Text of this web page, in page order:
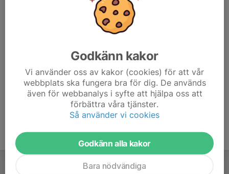
Godkänn kakor
Vi använder oss av kakor (cookies) för att vår
webbplats ska fungera bra för dig. De används
även för webbanalys i syfte att hjälpa oss att
förbättra våra tjänster.
Så använder vi cookies
Godkänn alla kakor
Bara nödvändiga